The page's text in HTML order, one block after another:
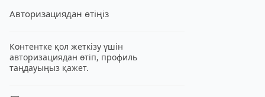
Авторизациядан өтіңіз
Контентке қол жеткізу үшін
авторизациядан өтіп, профиль
таңдауыңыз қажет.